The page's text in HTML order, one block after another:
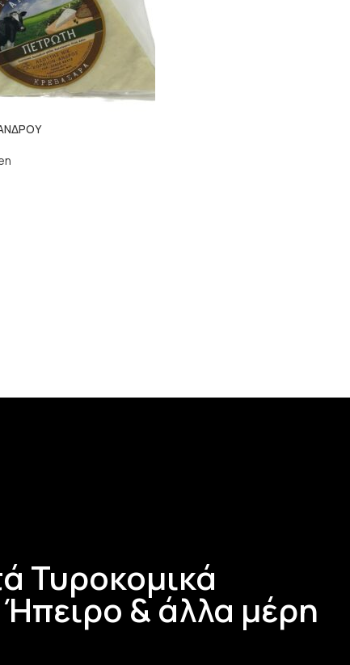
Τυροκομικά
& άλλα μέρη